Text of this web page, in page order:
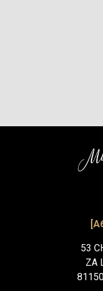
53
ZA